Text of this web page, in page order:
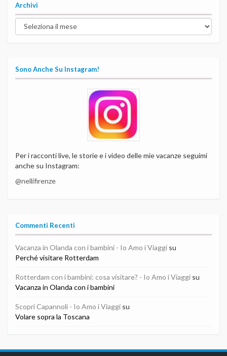
Archivi
Archivi
Sono Anche Su Instagram!
Per i racconti live, le storie e i video delle mie vacanze seguimi
anche su Instagram:
@nellifirenze
Commenti Recenti
Vacanza in Olanda con i bambini - Io Amo i Viaggi su
Perché visitare Rotterdam
Rotterdam con i bambini: cosa visitare? - Io Amo i Viaggi su
Vacanza in Olanda con i bambini
Scopri Capannoli - Io Amo i Viaggi su
Volare sopra la Toscana